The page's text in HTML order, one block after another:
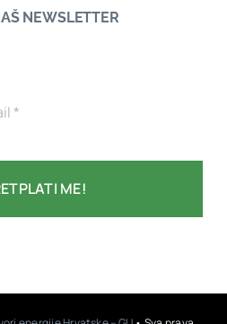
NEWSLETTER
ME!